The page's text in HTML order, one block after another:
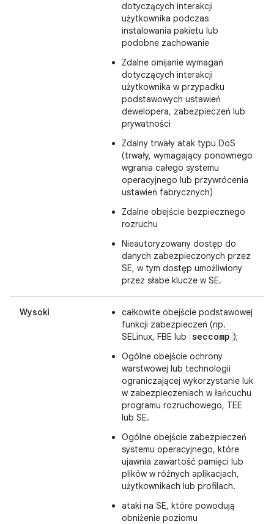
dotyczących interakcji
użytkownika podczas
instalowania pakietu lub
podobne zachowanie
Zdalne omijanie wymagań
dotyczących interakcji
użytkownika w przypadku
podstawowych ustawień
dewelopera, zabezpieczeń lub
prywatności
Zdalny trwały atak typu DoS
(trwały, wymagający ponownego
wgrania całego systemu
operacyjnego lub przywrócenia
ustawień fabrycznych)
Zdalne obejście bezpiecznego
rozruchu
Nieautoryzowany dostęp do
danych zabezpieczonych przez
SE, w tym dostęp umożliwiony
przez słabe klucze w SE.
Wysoki
całkowite obejście podstawowej
funkcji zabezpieczeń (np.
SELinux, FBE lub seccomp );
Ogólne obejście ochrony
warstwowej lub technologii
ograniczającej wykorzystanie luk
w zabezpieczeniach w łańcuchu
programu rozruchowego, TEE
lub SE.
Ogólne obejście zabezpieczeń
systemu operacyjnego, które
ujawnia zawartość pamięci lub
plików w różnych aplikacjach,
użytkownikach lub profilach.
ataki na SE, które powodują
obniżenie poziomu